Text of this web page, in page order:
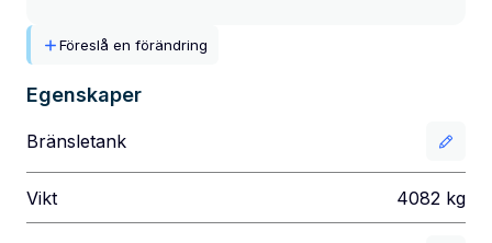
Föreslå en förändring
Egenskaper
Bränsletank
Vikt 4082 kg